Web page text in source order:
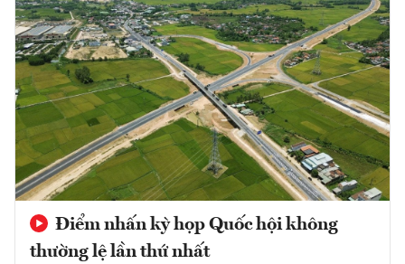
Điểm nhấn kỳ họp Quốc hội không
thường lệ lần thứ nhất